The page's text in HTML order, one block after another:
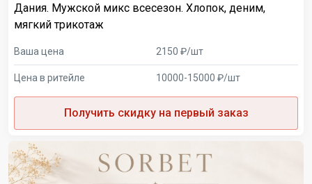
Дания. Мужской микс всесезон. Хлопок, деним,
мягкий трикотаж
Ваша цена 2150 ₽/шт
Цена в ритейле 10000-15000 ₽/шт
Получить скидку на первый заказ